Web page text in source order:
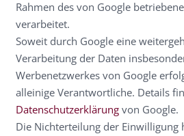
Rahmen des von Google
verarbeitet.
Soweit durch Google eine
Verarbeitung der Daten
Werbenetzwerkes von Google
alleinige Verantwortliche. Details
Datenschutzerklärungvon Google.
Die Nichterteilung der Einwilligung